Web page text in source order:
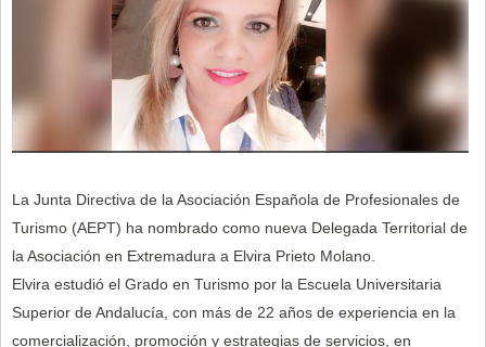
La Junta Directiva de la Asociación Española de Profesionales de
Turismo (AEPT) ha nombrado como nueva Delegada Territorial de
la Asociación en Extremadura a Elvira Prieto Molano.
Elvira estudió el Grado en Turismo por la Escuela Universitaria
Superior de Andalucía, con más de 22 años de experiencia en la
comercialización, promoción y estrategias de servicios, en